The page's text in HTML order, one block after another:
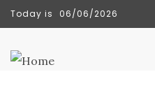
TENDANCES
Today is 06/06/2026